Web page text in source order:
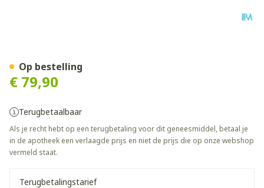
€ 79,90
Terugbetaalbaar
Als je recht hebt op een terugbetaling voor dit geneesmiddel, betaal je
in de apotheek een verlaagde prijs en niet de prijs die op onze webshop
vermeld staat.
Terugbetalingstarief
Op bestelling